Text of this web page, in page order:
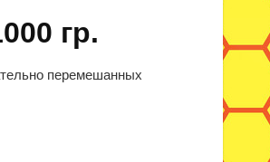
гр.
перемешанных